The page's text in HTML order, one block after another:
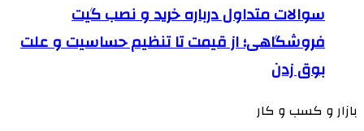
سوالات متداول درباره خرید و نصب گیت
فروشگاهی؛ از قیمت تا تنظیم حساسیت و علت
بوق زدن
بازار و کسب و کار